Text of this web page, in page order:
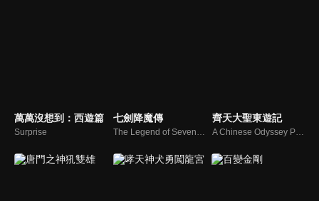
萬萬沒想到：西遊篇
Surprise
七劍降魔傳
The Legend of Seven Swords to Conquer the Demons
齊天大聖東遊記
A Chinese Odyssey Part One: Pandora's Box